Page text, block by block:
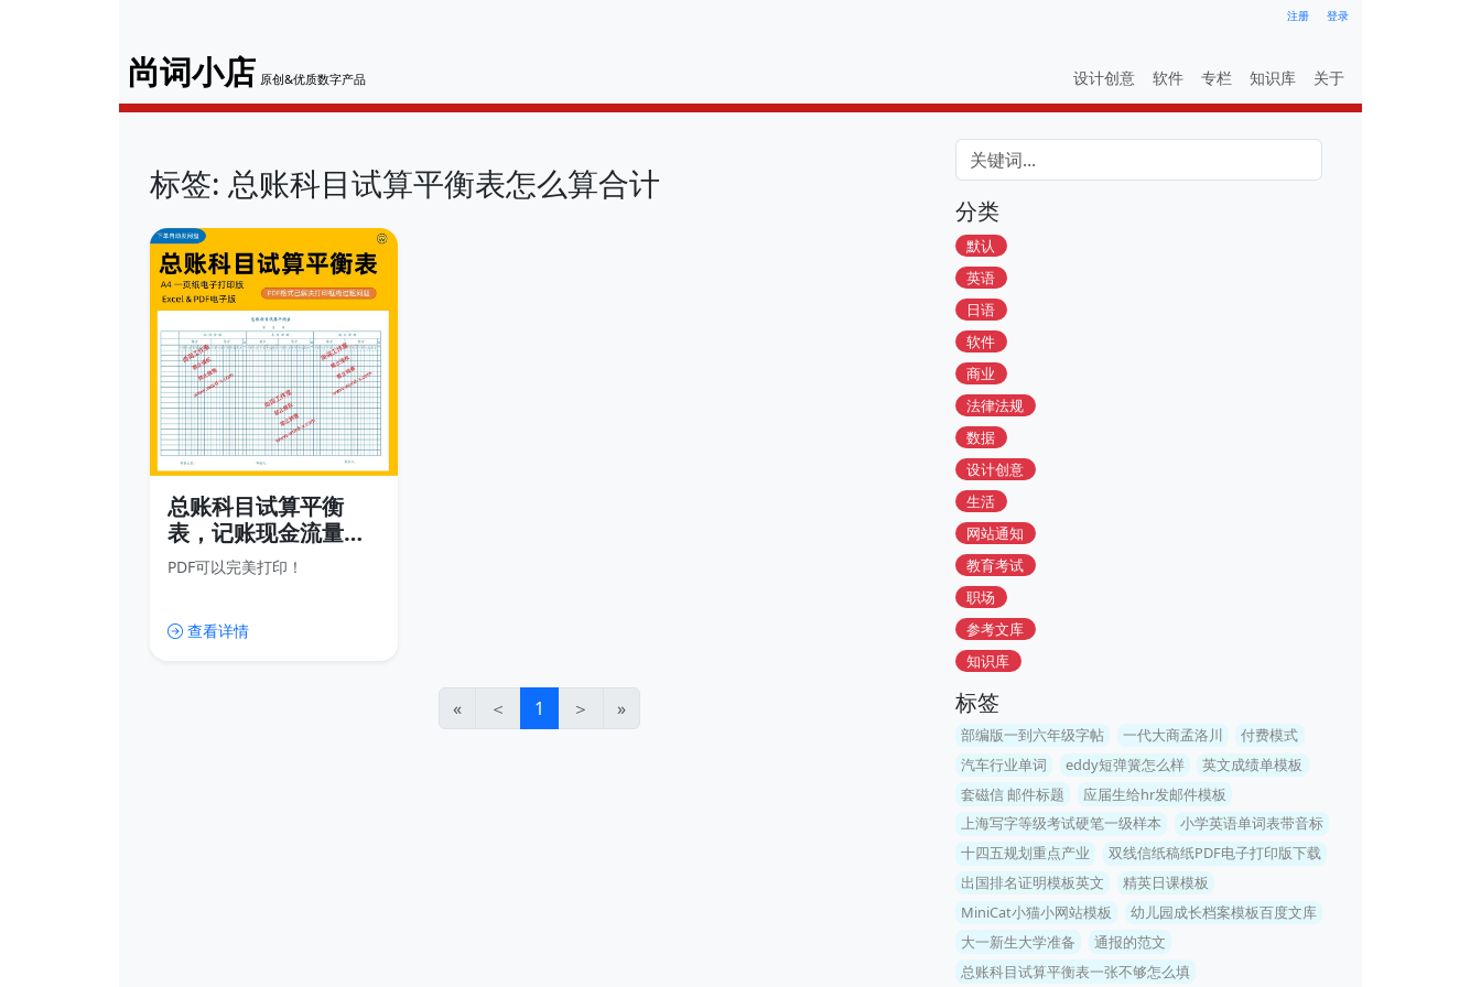
注册 登录
尚词小店 原创&优质数字产品 设计创意 软件 专栏 知识库 关于
标签: 总账科目试算平衡表怎么算合计
总账科目试算平衡
表，记账现金流量
表，会计报表电子版
PDF可以完美打印！
查看详情
« ＜ 1 ＞ »
分类
默认
英语
日语
软件
商业
法律法规
数据
设计创意
生活
网站通知
教育考试
职场
参考文库
知识库
标签
部编版一到六年级字帖 一代大商孟洛川
付费模式
汽车行业单词
eddy短弹簧怎么样
英文成绩单模板
套磁信 邮件标题
应届生给hr发邮件模板
上海写字等级考试硬笔一级样本
小学英语单词表带音标
十四五规划重点产业
双线信纸稿纸PDF电子打印版下载
出国排名证明模板英文
精英日课模板
MiniCat小猫小网站模板
幼儿园成长档案模板百度文库
大一新生大学准备
通报的范文
总账科目试算平衡表一张不够怎么填